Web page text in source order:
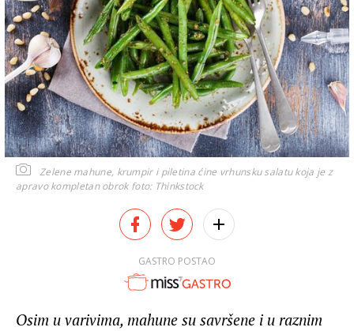
Zelene mahune, krumpir i piletina ćine vrhunsku salatu koja je z
apravo kompletan obrok foto: Thinkstock
GASTRO POSTAO
Osim u varivima, mahune su savršene i u raznim